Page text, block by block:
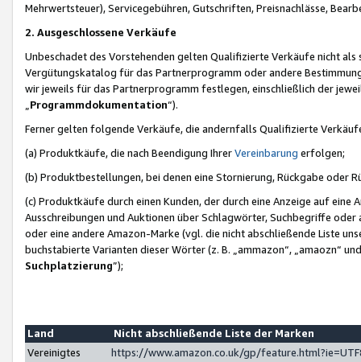
Mehrwertsteuer), Servicegebühren, Gutschriften, Preisnachlässe,
2. Ausgeschlossene Verkäufe
Unbeschadet des Vorstehenden gelten Qualifizierte Verkäufe nicht
Vergütungskatalog für das Partnerprogramm oder andere
wir jeweils für das Partnerprogramm festlegen, einschließlich der
Programmdokumentation“).
Ferner gelten folgende Verkäufe, die andernfalls Qualifizierte
(a) Produktkäufe, die nach Beendigung IhrerVereinbarung erfolgen;
(b) Produktbestellungen, bei denen eine Stornierung, Rückgabe oder
(c) Produktkäufe durch einen Kunden, der durch eine Anzeige auf
Ausschreibungen und Auktionen über Schlagwörter, Suchbegriffe
oder eine andere Amazon-Marke (vgl. die nicht abschließende Liste
buchstabierte Varianten dieser Wörter (z. B. „ammazon“, „amaozn“
Suchplatzierung”);
Land
Nicht abschließende Liste der Marken
Vereinigtes
https://www.amazon.co.uk/gp/